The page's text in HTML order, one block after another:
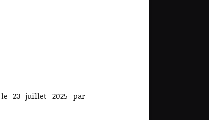
23 juillet 2025 par